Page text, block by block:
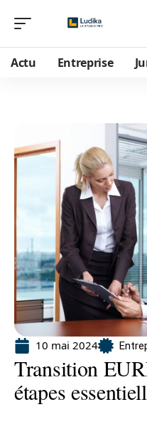
Actu Entreprise
10 mai 2024
Transition
étapes